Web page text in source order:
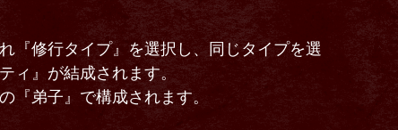
『修行タイプ』を選択し、同じタイプを選
ィ』が結成されます。
『弟子』で構成されます。